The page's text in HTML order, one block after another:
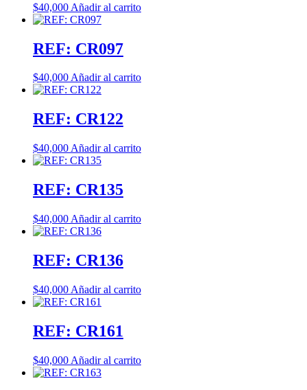
$40,000 Añadir al carrito
REF: CR097
$40,000Añadir al carrito
REF: CR122
$40,000 Añadir al carrito
REF: CR135
$40,000 Añadir al carrito
REF: CR136
$40,000 Añadir al carrito
REF: CR161
$40,000 Añadir al carrito